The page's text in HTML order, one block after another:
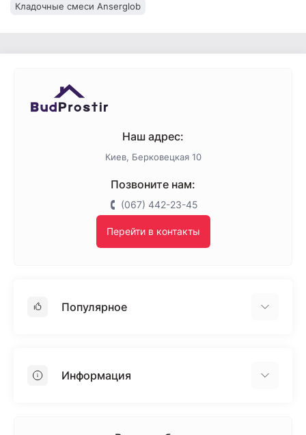
Кладочные смеси Anserglob
Наш адрес:
Киев, Берковецкая 10
Позвоните нам:
(067) 442-23-45
Перейти в контакты
Популярное
ПенопластИнформация